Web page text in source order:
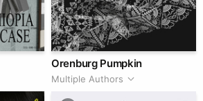
Orenburg Pumpkin
Multiple Authors